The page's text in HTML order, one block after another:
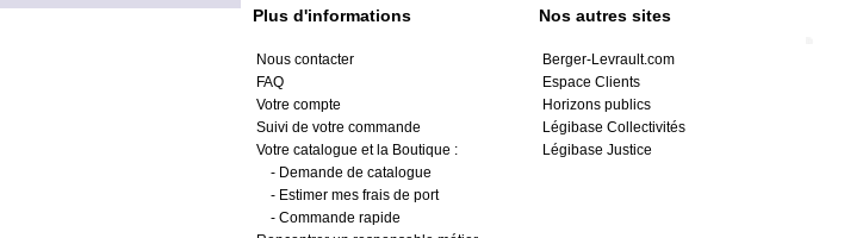
Plus d'informations
Nous contacter
FAQ
Votre compte
Suivi de votre commande
Votre catalogue et la Boutique :
- Demande de catalogue
- Estimer mes frais de port
- Commande rapide
Nos autres sites
Berger-Levrault.com
Espace Clients
Horizons publics
Légibase Collectivités
Légibase Justice